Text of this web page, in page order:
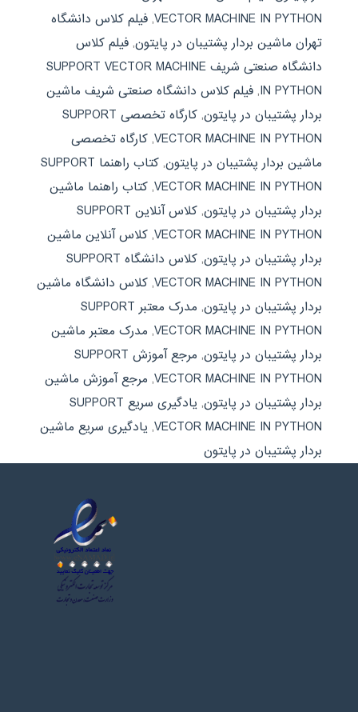
VECTOR MACHINE IN PYTHON
, فیلم کلاس دانشگاه
تهران ماشین بردار پشتیبان در پایتون, فیلم کلاس
دانشگاه صنعتی شریف SUPPORT VECTOR MACHINE
IN PYTHON
, فیلم کلاس دانشگاه صنعتی شریف ماشین
بردار پشتیبان در پایتون,
کارگاه تخصصی SUPPORT
VECTOR MACHINE IN PYTHON
, کارگاه تخصصی
ماشین بردار پشتیبان در پایتون,
کتاب راهنما SUPPORT
VECTOR MACHINE IN PYTHON
, کتاب راهنما ماشین
بردار پشتیبان در پایتون,
کلاس آنلاین SUPPORT
VECTOR MACHINE IN PYTHON
, کلاس آنلاین ماشین
بردار پشتیبان در پایتون,
کلاس دانشگاه SUPPORT
VECTOR MACHINE IN PYTHON
, کلاس دانشگاه ماشین
بردار پشتیبان در پایتون,
مدرک معتبر SUPPORT
VECTOR MACHINE IN PYTHON
, مدرک معتبر ماشین
بردار پشتیبان در پایتون,
مرجع آموزش SUPPORT
VECTOR MACHINE IN PYTHON
, مرجع آموزش ماشین
بردار پشتیبان در پایتون,
یادگیری سریع SUPPORT
VECTOR MACHINE IN PYTHON
, یادگیری سریع ماشین
بردار پشتیبان در پایتون